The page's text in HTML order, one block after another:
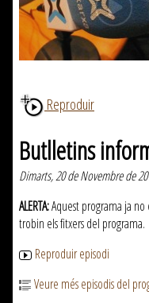
Reproduir
Butlletins
Dimarts, 20 de Novembre de
ALERTA:Aquest programa ja
trobin els fitxers del programa.
Reproduir episodi
Veure més episodis del